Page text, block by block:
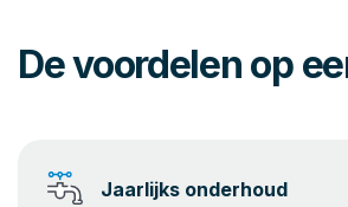
De voordelen op
Jaarlijks onderhoud